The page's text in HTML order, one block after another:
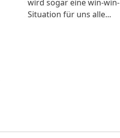
wird sogar eine win-win-
Situation für uns alle...